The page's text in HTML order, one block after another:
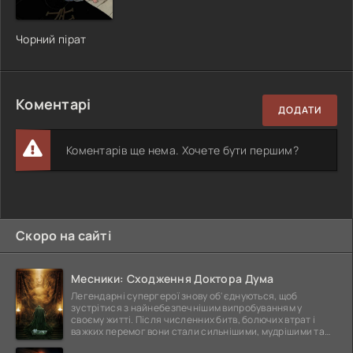
Чорний пірат
Коментарі ДОДАТИ
Коментарів ще нема. Хочете бути першим?
Скоро на сайті
Месники: Сходження Доктора Дума
Легендарні супергерої знову об'єднуються, щоб
зустрітися з найнебезпечнішим випробуванням у
своєму житті. Після численних битв, болючих втрат і
важких перемог вони стали сильнішими, мудрішими та